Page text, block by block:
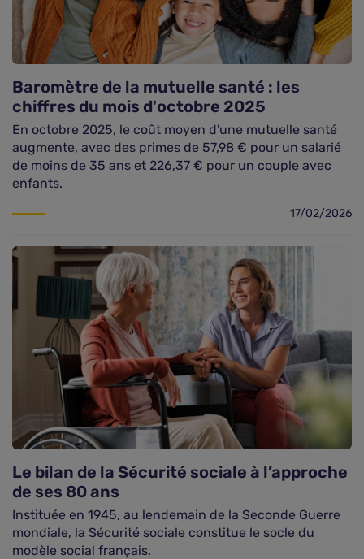
Baromètre de la mutuelle santé : les
chiffres du mois d'octobre 2025
En octobre 2025, le coût moyen d'une mutuelle santé
augmente, avec des primes de 57,98 € pour un salarié
de moins de 35 ans et 226,37 € pour un couple avec
enfants.
17/02/2026
Le bilan de la Sécurité sociale à l’approche
de ses 80 ans
Instituée en 1945, au lendemain de la Seconde Guerre
mondiale, la Sécurité sociale constitue le socle du
modèle social français.